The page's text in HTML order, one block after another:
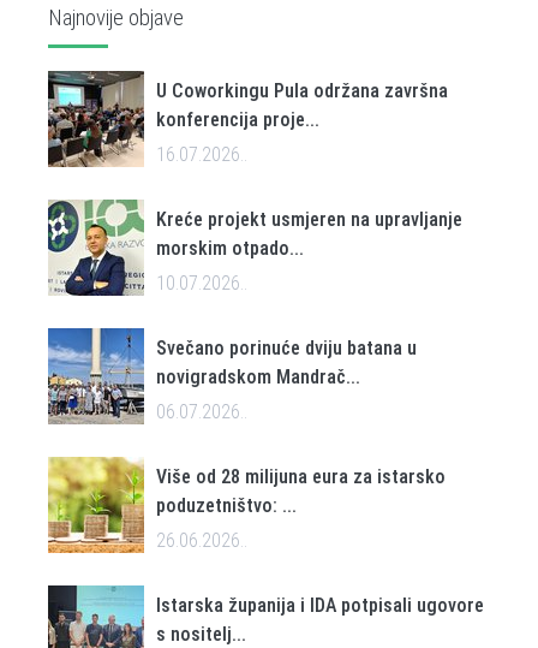
Najnovije objave
U Coworkingu Pula održana završna
konferencija proje...
16.07.2026..
Kreće projekt usmjeren na upravljanje
morskim otpado...
10.07.2026..
Svečano porinuće dviju batana u
novigradskom Mandrač...
06.07.2026..
Više od 28 milijuna eura za istarsko
poduzetništvo: ...
26.06.2026..
Istarska županija i IDA potpisali ugovore
s nositelj...